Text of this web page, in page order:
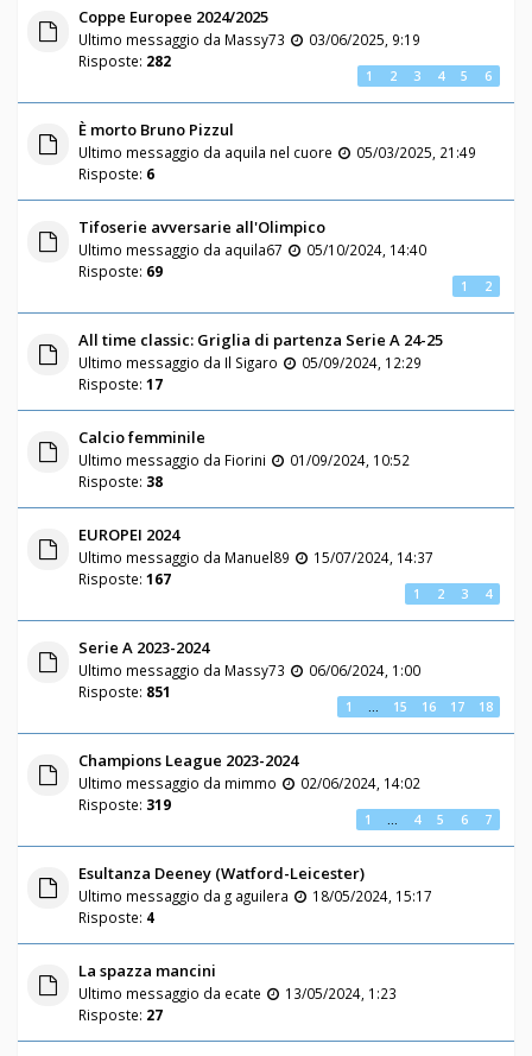
Coppe Europee 2024/2025
Ultimo messaggio da Massy73
03/06/2025, 9:19
Risposte: 282
1 2 3 4 5 6
È morto Bruno Pizzul
Ultimo messaggio da aquila nel cuore
05/03/2025, 21:49
Risposte: 6
Tifoserie avversarie all'Olimpico
Ultimo messaggio da aquila67
05/10/2024, 14:40
Risposte: 69
1 2
All time classic: Griglia di partenza Serie A 24-25
Ultimo messaggio da Il Sigaro
05/09/2024, 12:29
Risposte: 17
Calcio femminile
Ultimo messaggio da Fiorini
01/09/2024, 10:52
Risposte: 38
EUROPEI 2024
Ultimo messaggio da Manuel89
15/07/2024, 14:37
Risposte: 167
1 2 3 4
Serie A 2023-2024
Ultimo messaggio da Massy73
06/06/2024, 1:00
Risposte: 851
1 … 15 16 17 18
Champions League 2023-2024
Ultimo messaggio da mimmo
02/06/2024, 14:02
Risposte: 319
1 … 4 5 6 7
Esultanza Deeney (Watford-Leicester)
Ultimo messaggio da g aguilera
18/05/2024, 15:17
Risposte: 4
La spazza mancini
Ultimo messaggio da ecate
13/05/2024, 1:23
Risposte: 27